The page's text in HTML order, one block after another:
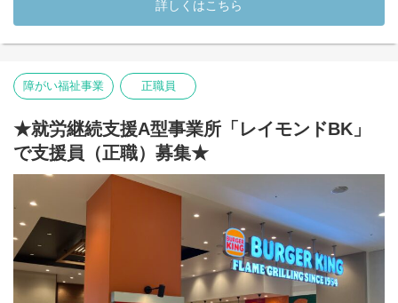
プライベートを両立しながら働けます。
社会福祉法人が運営する店舗ですので、障がいのあるスタッフへ
がい福祉の経験も積める、新しいお店づくりに携わっていただけ
ます。
【仕事内容】
バーガーキング店舗における運営業務全般をお任せします。
・接客、レジ対応
・ハンバーガーやサイドメニューの調理
・店内清掃、衛生管理
・食材・備品の在庫管理、発注
・スタッフの育成、シフト管理
・店舗運営に関わる各種業務
ご経験やスキルに応じて、リーダー業務や店舗運営にも携わって
いただきます。
詳しくはこちら
障がい福祉事業 正職員
★就労継続支援A型事業所「レイモンドBK」
で支援員（正職）募集★